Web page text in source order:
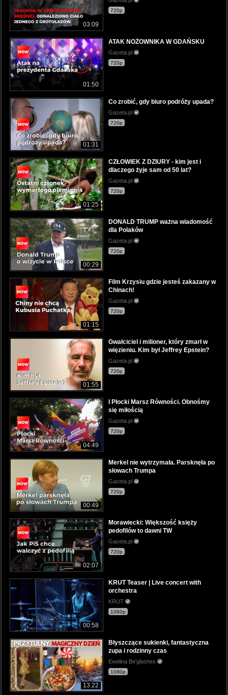
03:09
720p
01:50
ATAK NOŻOWNIKA W GDAŃSKU
Gazeta.pl
720p
01:31
Co zrobić, gdy biuro podróży upada?
Gazeta.pl
720p
01:25
CZŁOWIEK Z DZIURY - kim jest i
dlaczego żyje sam od 50 lat?
Gazeta.pl
720p
00:29
DONALD TRUMP ważna wiadomość
dla Polaków
Gazeta.pl
720p
01:15
Film Krzysiu gdzie jesteś zakazany w
Chinach!
Gazeta.pl
720p
01:55
Gwałciciel i milioner, który zmarł w
więzieniu. Kim był Jeffrey Epstein?
Gazeta.pl
720p
04:49
I Płocki Marsz Równości. Obnośmy
się miłością
Gazeta.pl
720p
00:49
Merkel nie wytrzymała. Parsknęła po
słowach Trumpa
Gazeta.pl
720p
02:07
Morawiecki: Większość księży
pedofilów to dawni TW
Gazeta.pl
720p
00:58
KRUT Teaser | Live concert with
orchestra
KRUT
1080p
13:22
Błyszczące sukienki, fantastyczna
zupa i rodzinny czas
Ewelina Be'glashes
1080p